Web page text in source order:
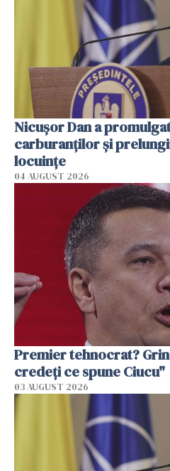
Nicuşor Dan a
carburanţilor şi
locuinţe
04 AUGUST 2026
Premier tehnocrat?
credeți ce spune Ciucu"
03 AUGUST 2026